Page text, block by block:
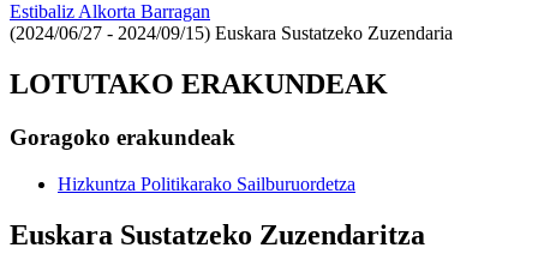
Estibaliz Alkorta Barragan
(2024/06/27 - 2024/09/15) Euskara Sustatzeko Zuzendaria
LOTUTAKO ERAKUNDEAK
Goragoko erakundeak
Hizkuntza Politikarako Sailburuordetza
Euskara Sustatzeko Zuzendaritza